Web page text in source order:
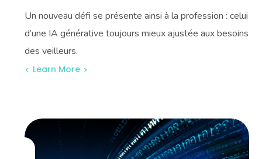
Un nouveau défi se présente ainsi à la profession : celui
d’une IA générative toujours mieux ajustée aux besoins
des veilleurs.
Learn More